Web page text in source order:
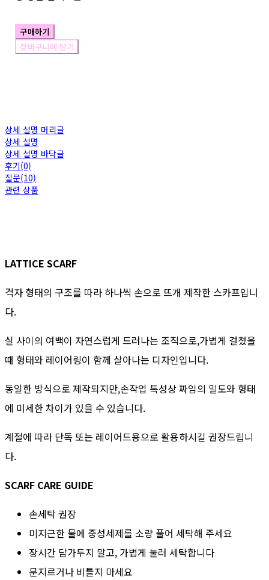
구매하기
장바구니에 담기
상세 설명 머리글
상세 설명
상세 설명 바닥글
후기(0)
질문(10)
관련 상품
LATTICE SCARF
격자 형태의 구조를 따라 하나씩 손으로 뜨개 제작한 스카프입니
다.
실 사이의 여백이 자연스럽게 드러나는 조직으로,가볍게 걸쳤을
때 형태와 레이어링이 함께 살아나는 디자인입니다.
동일한 방식으로 제작되지만,손작업 특성상 짜임의 밀도와 형태
에 미세한 차이가 있을 수 있습니다.
계절에 따라 단독 또는 레이어드용으로 활용하시길 권장드립니
다.
SCARF CARE GUIDE
손세탁 권장
미지근한 물에 중성세제를 소량 풀어 세탁해 주세요
장시간 담가두지 말고, 가볍게 눌러 세탁합니다
문지르거나 비틀지 마세요